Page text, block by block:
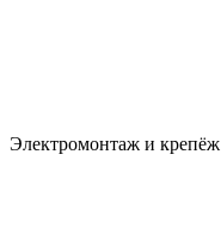
Электромонтаж и крепёж